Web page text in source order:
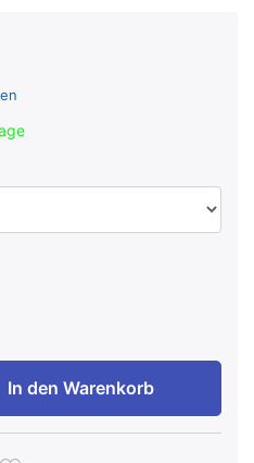
In den Warenkorb